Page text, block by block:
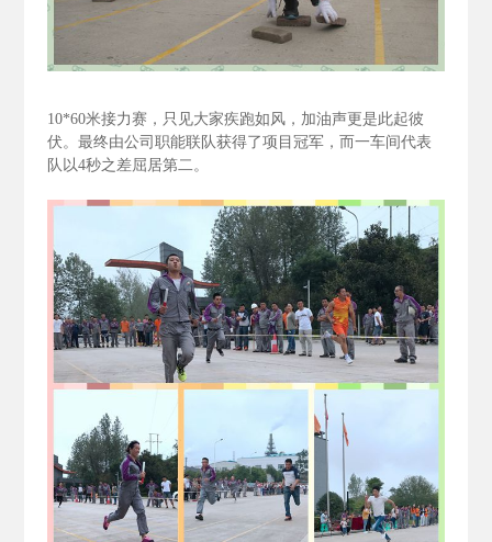
10*60米接力赛，只见大家疾跑如风，加油声更是此起彼
伏。最终由公司职能联队获得了项目冠军，而一车间代表
队以4秒之差屈居第二。